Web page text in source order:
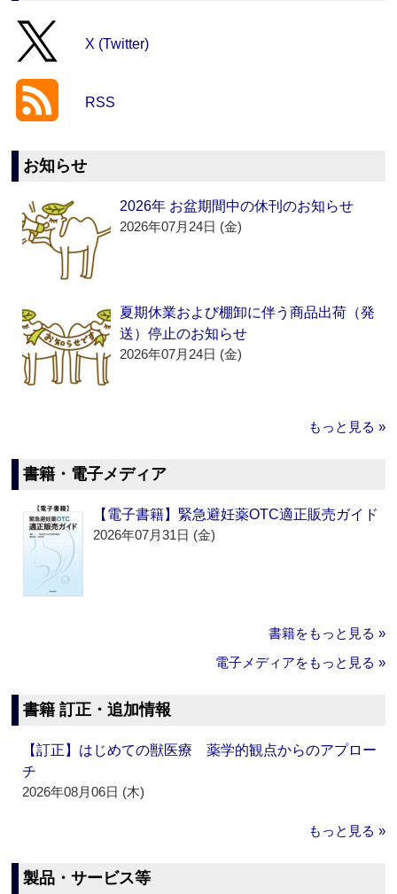
X (Twitter)
RSS
お知らせ
2026年 お盆期間中の休刊のお知らせ
2026年07月24日 (金)
夏期休業および棚卸に伴う商品出荷（発
送）停止のお知らせ
2026年07月24日 (金)
もっと見る »
書籍・電子メディア
【電子書籍】緊急避妊薬OTC適正販売ガイド
2026年07月31日 (金)
書籍をもっと見る »
電子メディアをもっと見る »
書籍 訂正・追加情報
【訂正】はじめての獣医療 薬学的観点からのアプロー
チ
2026年08月06日 (木)
もっと見る »
製品・サービス等